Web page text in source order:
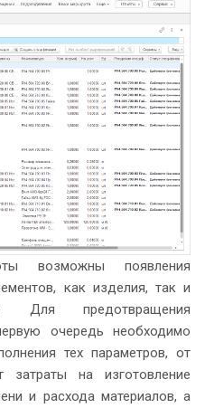
возможны появления
как изделия, так и
Для предотвращения
очередь необходимо
тех параметров, от
затраты на изготовление
и расхода материалов, а